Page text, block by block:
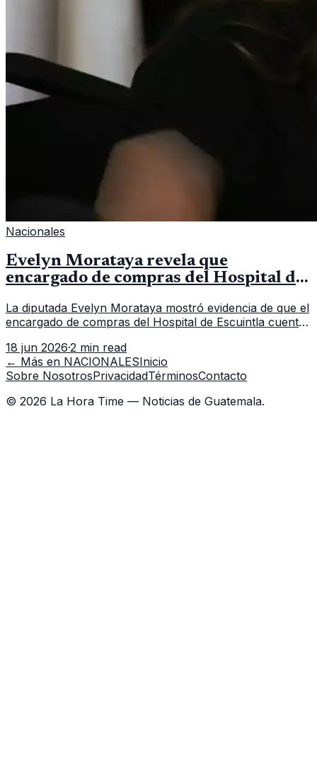
Nacionales
Evelyn Morataya revela que
encargado de compras del Hospital de
La diputada Evelyn Morataya mostró evidencia de que el
encargado de compras del Hospital de Escuintla cuenta
capacitación en la capital.
18 jun 2026·2 min read
← Más en NACIONALESInicio
Sobre NosotrosPrivacidadTérminosContacto
© 2026 La Hora Time — Noticias de Guatemala.